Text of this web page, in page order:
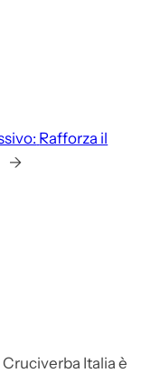
Rafforza il
→
Italia è